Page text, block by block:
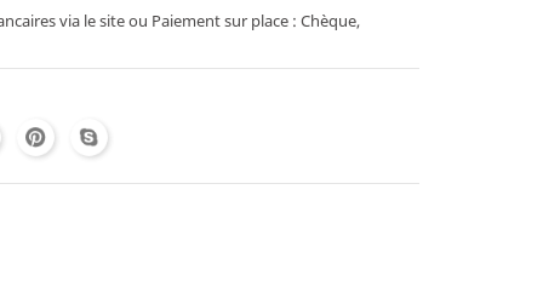
via le site ou Paiement sur place : Chèque,